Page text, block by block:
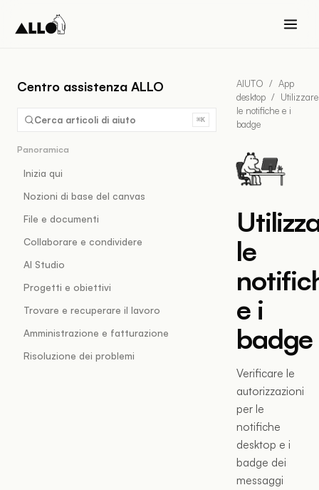
Centro assistenza ALLO
Cerca articoli di aiuto ⌘K
Panoramica
Inizia qui
Nozioni di base del canvas
File e documenti
Collaborare e condividere
AI Studio
Progetti e obiettivi
Trovare e recuperare il lavoro
Amministrazione e fatturazione
Risoluzione dei problemi
AIUTO / App
desktop / Utilizzare
le notifiche e i
badge
le
e i
badge
Verificare le
autorizzazioni
per le
notifiche
desktop e i
badge dei
messaggi